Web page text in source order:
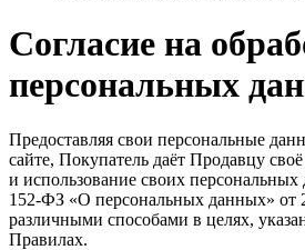
Согласие на
персональных
Предоставляя свои персональные
сайте, Покупатель даёт Продавцу
и использование своих
152-ФЗ «О персональных данных» от
различными способами в целях,
Правилах.